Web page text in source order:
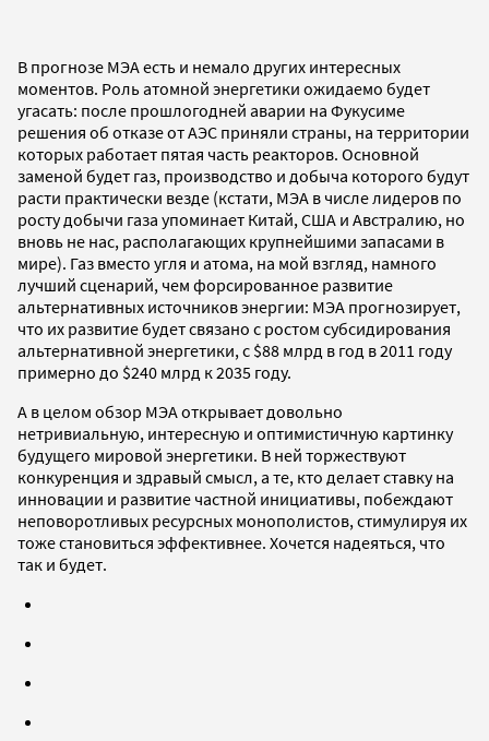
В прогнозе МЭА есть и немало других интересных
моментов. Роль атомной энергетики ожидаемо будет
угасать: после прошлогодней аварии на Фукусиме
решения об отказе от АЭС приняли страны, на территории
которых работает пятая часть реакторов. Основной
заменой будет газ, производство и добыча которого будут
расти практически везде (кстати, МЭА в числе лидеров по
росту добычи газа упоминает Китай, США и Австралию, но
вновь не нас, располагающих крупнейшими запасами в
мире). Газ вместо угля и атома, на мой взгляд, намного
лучший сценарий, чем форсированное развитие
альтернативных источников энергии: МЭА прогнозирует,
что их развитие будет связано с ростом субсидирования
альтернативной энергетики, с $88 млрд в год в 2011 году
примерно до $240 млрд к 2035 году.
А в целом обзор МЭА открывает довольно
нетривиальную, интересную и оптимистичную картинку
будущего мировой энергетики. В ней торжествуют
конкуренция и здравый смысл, а те, кто делает ставку на
инновации и развитие частной инициативы, побеждают
неповоротливых ресурсных монополистов, стимулируя их
тоже становиться эффективнее. Хочется надеяться, что
так и будет.